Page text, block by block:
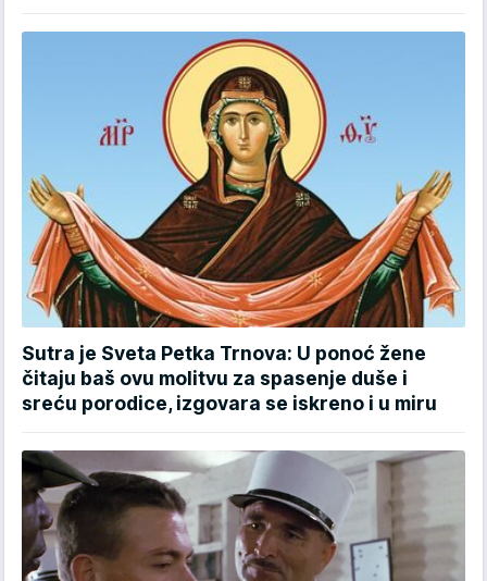
Sutra je Sveta Petka Trnova: U ponoć žene
čitaju baš ovu molitvu za spasenje duše i
sreću porodice, izgovara se iskreno i u miru